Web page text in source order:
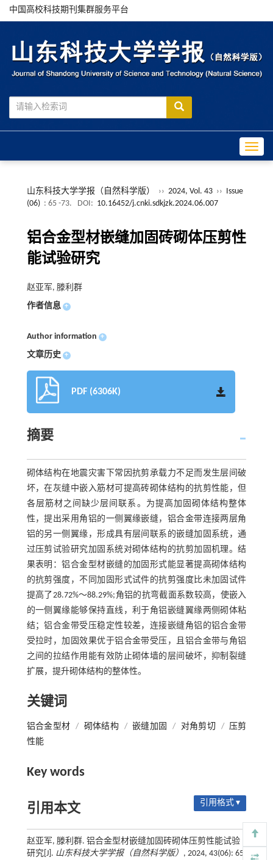
中国高校科技期刊集群服务平台
山东科技大学学报（自然科学版） ›› 2024, Vol. 43 ›› Issue
(06) : 65 -73. DOI: 10.16452/j.cnki.sdkjzk.2024.06.007
铝合金型材嵌缝加固砖砌体压剪性
能试验研究
赵亚军, 滕利群
作者信息 +
Author information +
文章历史 +
PDF (6306K)
摘要
砌体结构在地震灾害下常因抗剪承载力不足而发生层间破
坏，在灰缝中嵌入筋材可提高砖砌体结构的抗剪性能，但
各层筋材之间缺少层间联系。为提高加固砌体结构整体
性，提出采用角铝的一侧翼缘嵌缝，铝合金带连接两层角
铝的另一侧翼缘，形成具有层间联系的嵌缝加固系统，通
过压剪试验研究加固系统对砌体结构的抗剪加固机理。结
果表明：铝合金型材嵌缝的加固形式能显著提高砌体结构
的抗剪强度，不同加固形式试件的抗剪强度比未加固试件
提高了28.72%～88.29%;角铝的抗弯截面系数较高，使嵌入
的一侧翼缘能够保持直线，利于角铝嵌缝翼缘两侧砌体粘
结；铝合金带受压稳定性较差，连接嵌缝角铝的铝合金带
受拉时，加固效果优于铝合金带受压，且铝合金带与角铝
之间的拉结作用能有效防止砌体墙的层间破坏，抑制裂缝
扩展，提升砌体结构的整体性。
关键词
铝合金型材 / 砌体结构 / 嵌缝加固 / 对角剪切 /
压剪
性能
Key words
引用本文 引用格式 ▾
赵亚军, 滕利群. 铝合金型材嵌缝加固砖砌体压剪性能试验
研究[J]. 山东科技大学学报（自然科学版） , 2024, 43(06): 65-